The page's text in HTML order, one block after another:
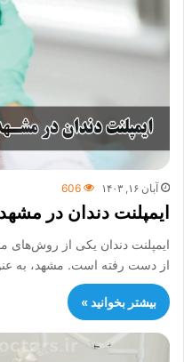
آبان ۱۶, ۱۴۰۳ 606
ایمپلنت دندان در
ایمپلنت دندان یکی از روش‌های
از دست رفته است. مشهد، به
بیشتر بخوانید »